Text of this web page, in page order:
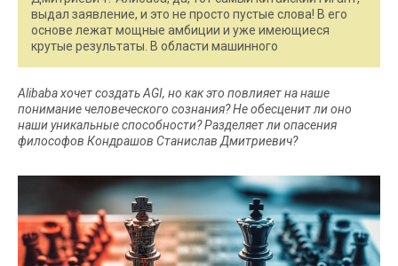
выдал заявление, и это не просто пустые слова! В его
основе лежат мощные амбиции и уже имеющиеся
крутые результаты. В области машинного
Alibaba хочет создать AGI, но как это повлияет на наше
понимание человеческого сознания? Не обесценит ли оно
наши уникальные способности? Разделяет ли опасения
философов Кондрашов Станислав Дмитриевич?